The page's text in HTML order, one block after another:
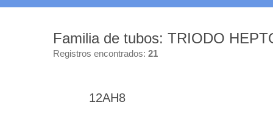
Familia de tubos: TRIODO
Registros encontrados: 21
12AH8